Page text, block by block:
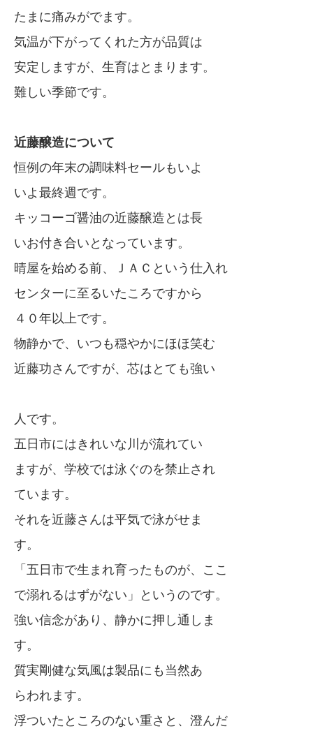
たまに痛みがでます。
気温が下がってくれた方が品質は
安定しますが、生育はとまります。
難しい季節です。
近藤醸造について
恒例の年末の調味料セールもいよ
いよ最終週です。
キッコーゴ醤油の近藤醸造とは長
いお付き合いとなっています。
晴屋を始める前、ＪＡＣという仕入れ
センターに至るいたころですから
４０年以上です。
物静かで、いつも穏やかにほほ笑む
近藤功さんですが、芯はとても強い
人です。
五日市にはきれいな川が流れてい
ますが、学校では泳ぐのを禁止され
ています。
それを近藤さんは平気で泳がせま
す。
「五日市で生まれ育ったものが、ここ
で溺れるはずがない」というのです。
強い信念があり、静かに押し通しま
す。
質実剛健な気風は製品にも当然あ
らわれます。
浮ついたところのない重さと、澄んだ